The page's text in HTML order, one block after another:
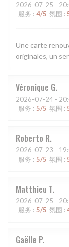
2026-07-25 -
服务 : 4/5 氛围 :
Une carte
originales, un
Véronique G
2026-07-24 -
服务 : 5/5 氛围 :
Roberto R
2026-07-23 -
服务 : 5/5 氛围 :
Matthieu T
2026-07-25 -
服务 : 5/5 氛围 :
Gaëlle P